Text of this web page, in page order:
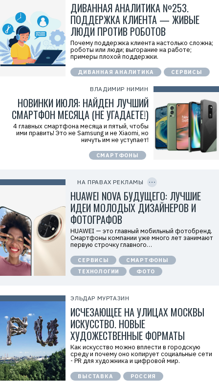
ДИВАННАЯ АНАЛИТИКА №253.
ПОДДЕРЖКА КЛИЕНТА — ЖИВЫЕ
ЛЮДИ ПРОТИВ РОБОТОВ
Почему поддержка клиента настолько сложна;
роботы или люди; выгорание на работе;
примеры плохой поддержки.
ДИВАННАЯ АНАЛИТИКА СЕРВИСЫ
ВЛАДИМИР НИМИН
НОВИНКИ ИЮЛЯ: НАЙДЕН ЛУЧШИЙ
СМАРТФОН МЕСЯЦА (НЕ УГАДАЕТЕ!)
4 главных смартфона месяца и пятый, чтобы
ими править! Это не Samsung и не Xiaomi, но
ничуть им не уступает!
СМАРТФОНЫ
ЭЛЬДАР МУРТАЗИН
ИСЧЕЗАЮЩЕЕ НА УЛИЦАХ МОСКВЫ
ИСКУССТВО. НОВЫЕ
ХУДОЖЕСТВЕННЫЕ ФОРМАТЫ
Как искусство можно вплести в городскую
среду и почему оно копирует социальные сети
- PR для художника и цифровой мир.
ВЫСТАВКА РОССИЯ
НА ПРАВАХ РЕКЛАМЫ
d
=
2
V
f
n
x
W
c
к
л
а
м
о
д
а
О
О
О
«
х
к
м
п
а
н
а
в
»
Н
Н
:
7
I
HUAWEI NOVA БУДУЩЕГО: ЛУЧШИЕ
ИДЕИ МОЛОДЫХ ДИЗАЙНЕРОВ И
ФОТОГРАФОВ
HUAWEI — это главный мобильный фотобренд.
Смартфоны компании уже много лет занимают
первую строчку главного…
СЕРВИСЫ
СМАРТФОНЫ
ТЕХНОЛОГИИ
ФОТО